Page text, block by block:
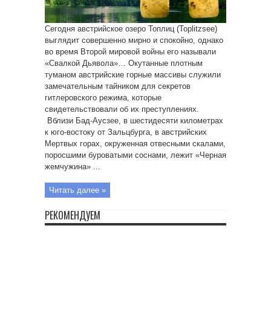
Сегодня австрийское озеро Топлиц (Toplitzsee)
выглядит совершенно мирно и спокойно, однако
во время Второй мировой войны его называли
«Свалкой Дьявола»… Окутанные плотным
туманом австрийские горные массивы служили
замечательным тайником для секретов
гитлеровского режима, которые
свидетельствовали об их преступлениях.
Вблизи Бад-Аусзее, в шестидесяти километрах
к юго-востоку от Зальцбурга, в австрийских
Мертвых горах, окруженная отвесными скалами,
поросшими буроватыми соснами, лежит «Черная
жемчужина» ...
Читать далее »
РЕКОМЕНДУЕМ